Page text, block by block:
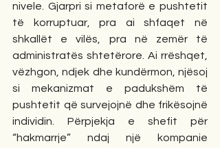
nivele. Gjarpri si metaforë e pushtetit
të korruptuar, pra ai shfaqet në
shkallët e vilës, pra në zemër të
administratës shtetërore. Ai rrëshqet,
vëzhgon, ndjek dhe kundërmon, njësoj
si mekanizmat e padukshëm të
pushtetit që survejojnë dhe frikësojnë
individin. Përpjekja e shefit për
“hakmarrje” ndaj një kompanie